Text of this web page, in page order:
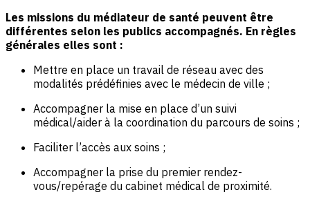
Les missions du médiateur de santé peuvent être
différentes selon les publics accompagnés. En règles
générales elles sont :
Mettre en place un travail de réseau avec des
modalités prédéfinies avec le médecin de ville ;
Accompagner la mise en place d’un suivi
médical/aider à la coordination du parcours de soins ;
Faciliter l’accès aux soins ;
Accompagner la prise du premier rendez-
vous/repérage du cabinet médical de proximité.